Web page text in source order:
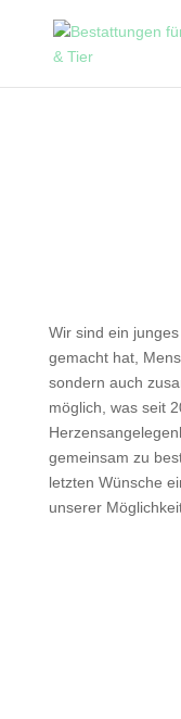
Wir sind ein
gemacht hat,
sondern auch
möglich, was seit
gemeinsam zu
letzten Wünsche
unserer